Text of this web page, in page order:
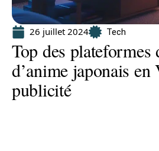
26 juillet 2024 Tech
Top des plateformes
d’anime japonais en
publicité